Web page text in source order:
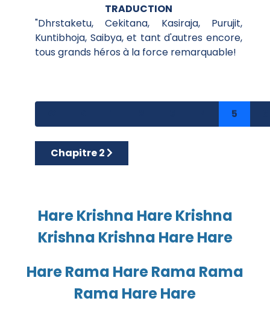
TRADUCTION
"Dhrstaketu, Cekitana, Kasiraja, Purujit,
Kuntibhoja, Saibya, et tant d'autres encore,
tous grands héros à la force remarquable!
5
Article suivant : Chapitre 2
Chapitre 2
Hare Krishna Hare Krishna
Krishna Krishna Hare Hare
Hare Rama Hare Rama Rama
Rama Hare Hare